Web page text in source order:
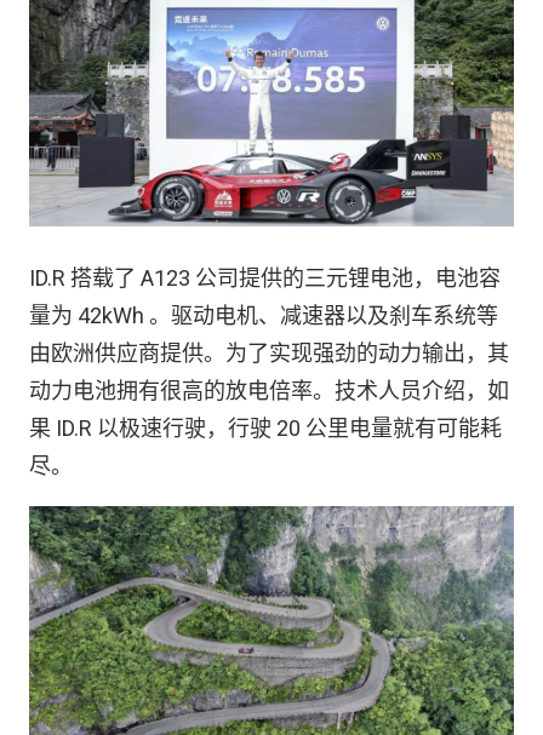
ID.R 搭载了 A123 公司提供的三元锂电池，电池容
量为 42kWh 。驱动电机、减速器以及刹车系统等
由欧洲供应商提供。为了实现强劲的动力输出，其
动力电池拥有很高的放电倍率。技术人员介绍，如
果 ID.R 以极速行驶，行驶 20 公里电量就有可能耗
尽。